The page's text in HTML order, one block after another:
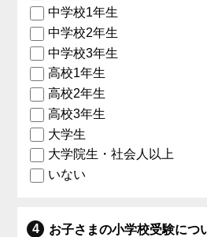
中学校1年生
中学校2年生
中学校3年生
高校1年生
高校2年生
高校3年生
大学生
大学院生・社会人以上
いない
お子さまの小学校受験につ